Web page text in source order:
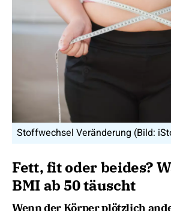
Stoffwechsel Veränderung (Bild:
Fett, fit oder beides?
BMI ab 50 täuscht
Wenn der Körper plötzlich